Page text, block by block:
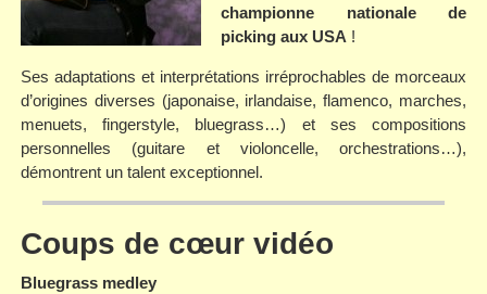
championne nationale de
picking aux USA !
Ses adaptations et interprétations irréprochables de morceaux
d’origines diverses (japonaise, irlandaise, flamenco, marches,
menuets, fingerstyle, bluegrass…) et ses compositions
personnelles (guitare et violoncelle, orchestrations…),
démontrent un talent exceptionnel.
Coups de cœur vidéo
Bluegrass medley